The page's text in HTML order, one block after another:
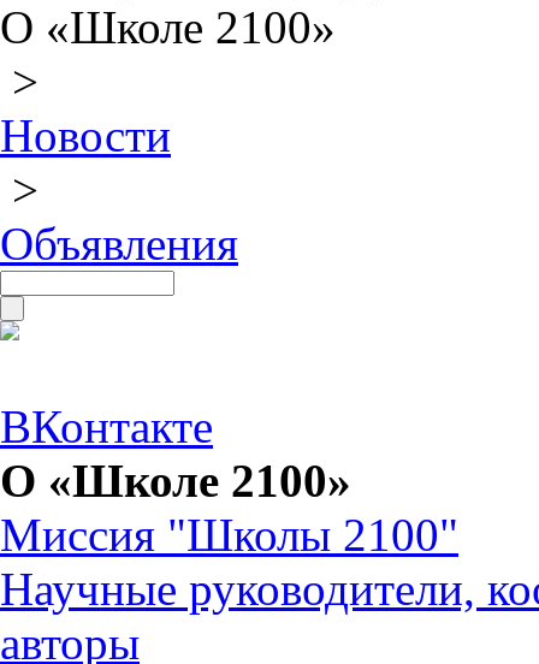
О «Школе 2100»
>
Новости
>
Объявления
ВКонтакте
О «Школе 2100»
Миссия "Школы 2100"
Научные руководители,
авторы